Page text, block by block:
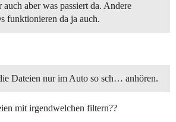
auch aber was passiert da. Andere
funktionieren da ja auch.
Dateien nur im Auto so sch… anhören.
mit irgendwelchen filtern??